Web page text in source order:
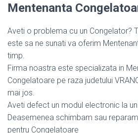
Mentenanta
Aveti o problema cu un Congelator?
este sa ne sunati va oferim
timp.
Firma noastra este specializata in
Congelatoare pe raza judetului
mai jos.
Aveti defect un modul electronic la
Deasemenea schimbam sau
pentru Congelatoare